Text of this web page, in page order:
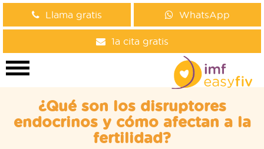
Llama gratis WhatsApp
1a cita gratis
¿Qué son los disruptores
endocrinos y cómo afectan a la
fertilidad?